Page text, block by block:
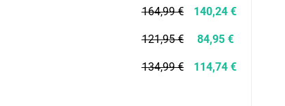
164,99 €
121,95 €
134,99 €
140,24 €
84,95 €
114,74 €